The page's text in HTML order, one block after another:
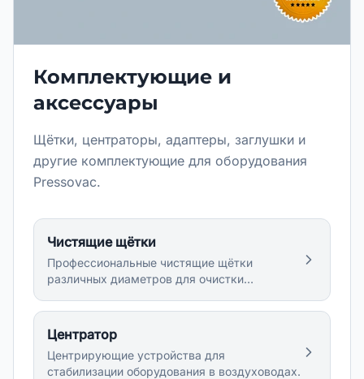
Комплектующие и
аксессуары
Щётки, центраторы, адаптеры, заглушки и
другие комплектующие для оборудования
Pressovac.
Чистящие щётки
Профессиональные чистящие щётки
различных диаметров для очистки
Центратор
Центрирующие устройства для
стабилизации оборудования в воздуховодах.